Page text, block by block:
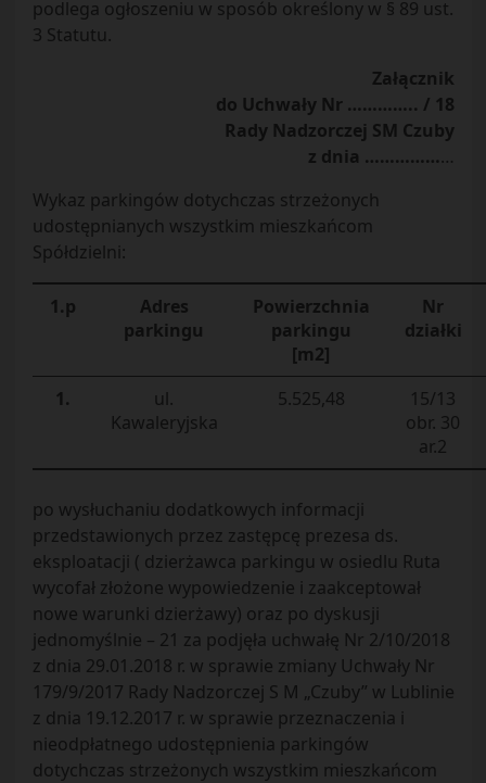
podlega ogłoszeniu w sposób określony w § 89 ust.
3 Statutu.
Załącznik
do Uchwały Nr ………….. / 18
Rady Nadzorczej SM Czuby
z dnia ………………
Wykaz parkingów dotychczas strzeżonych
udostępnianych wszystkim mieszkańcom
Spółdzielni:
1.p
Adres
parkingu
Powierzchnia
parkingu
[m2]
Nr
działki
1.
ul.
Kawaleryjska
5.525,48
15/13
obr. 30
ar.2
po wysłuchaniu dodatkowych informacji
przedstawionych przez zastępcę prezesa ds.
eksploatacji ( dzierżawca parkingu w osiedlu Ruta
wycofał złożone wypowiedzenie i zaakceptował
nowe warunki dzierżawy) oraz po dyskusji
jednomyślnie – 21 za podjęła uchwałę Nr 2/10/2018
z dnia 29.01.2018 r. w sprawie zmiany Uchwały Nr
179/9/2017 Rady Nadzorczej S M „Czuby” w Lublinie
z dnia 19.12.2017 r. w sprawie przeznaczenia i
nieodpłatnego udostępnienia parkingów
dotychczas strzeżonych wszystkim mieszkańcom